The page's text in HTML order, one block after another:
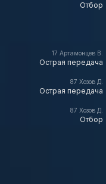
Отбор
17 Артамонцев В.
Острая передача
87 Хозов Д.
Острая передача
87 Хозов Д.
Отбор